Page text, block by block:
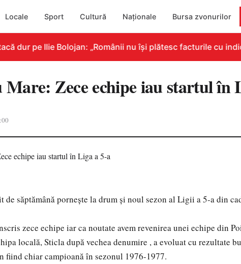
Locale Sport Cultură Naționale Bursa zvonurilor
dur pe Ilie Bolojan: „Românii nu își plătesc facturile cu
Zece echipe iau startul în
de săptămână pornește la drum și noul sezon al Ligii a 5-a din
zece echipe iar ca noutate avem revenirea unei echipe din
locală, Sticla după vechea denumire , a evoluat cu rezultate
fiind chiar campioană în sezonul 1976-1977.